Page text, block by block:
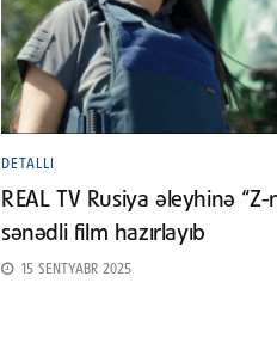
DETALLI
REAL TV Rusiya əleyhinə “Z-
sənədli film hazırlayıb
15 SENTYABR 2025